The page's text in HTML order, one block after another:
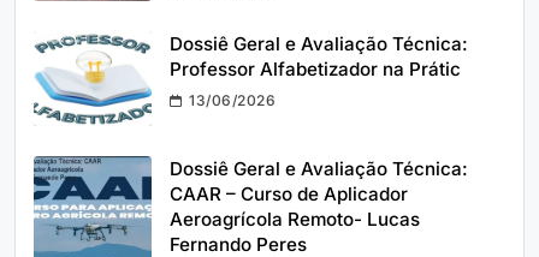
Dossiê Geral e Avaliação Técnica:
Professor Alfabetizador na Prátic
13/06/2026
Dossiê Geral e Avaliação Técnica:
CAAR – Curso de Aplicador
Aeroagrícola Remoto- Lucas
Fernando Peres